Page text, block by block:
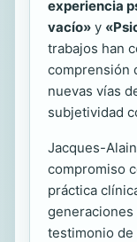
experiencia
vacío» y
trabajos han
comprensión
nuevas vías
subjetividad
Jacques-
compromiso
práctica
generaciones
testimonio de